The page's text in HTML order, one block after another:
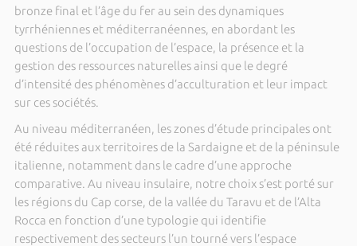
bronze final et l’âge du fer au sein des dynamiques
tyrrhéniennes et méditerranéennes, en abordant les
questions de l’occupation de l’espace, la présence et la
gestion des ressources naturelles ainsi que le degré
d’intensité des phénomènes d’acculturation et leur impact
sur ces sociétés.
Au niveau méditerranéen, les zones d’étude principales ont
été réduites aux territoires de la Sardaigne et de la péninsule
italienne, notamment dans le cadre d’une approche
comparative. Au niveau insulaire, notre choix s’est porté sur
les régions du Cap corse, de la vallée du Taravu et de l’Alta
Rocca en fonction d’une typologie qui identifie
respectivement des secteurs l’un tourné vers l’espace